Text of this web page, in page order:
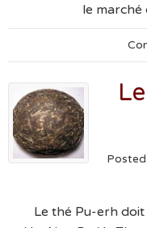
le
Le thé Pu-erh doit